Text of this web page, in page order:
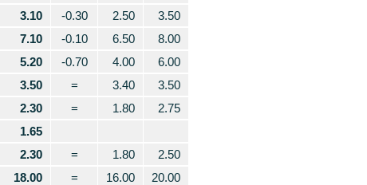
3.10 -0.30 2.50
3.50
7.10 -0.10 6.50
8.00
5.20 -0.70 4.00
6.00
3.50 = 3.40
3.50
2.30 = 1.80
2.75
1.65
2.30 = 1.80
2.50
18.00 = 16.00
20.00